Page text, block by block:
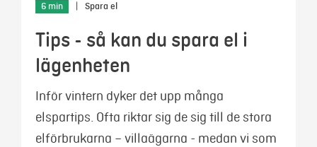
6 min Spara el
Tips - så kan du spara el i
lägenheten
Inför vintern dyker det upp många
elspartips. Ofta riktar sig de sig till de stora
elförbrukarna – villaägarna - medan vi som